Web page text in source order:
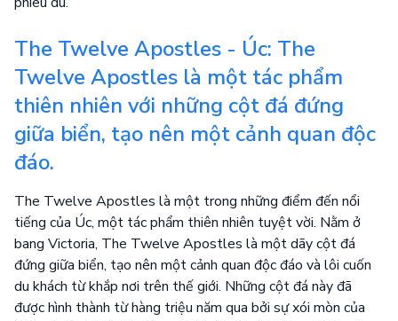
The Twelve Apostles - Úc: The
Twelve Apostles là một tác phẩm
thiên nhiên với những cột đá đứng
giữa biển, tạo nên một cảnh quan độc
đáo.
The Twelve Apostles là một trong những điểm đến nổi
tiếng của Úc, một tác phẩm thiên nhiên tuyệt vời. Nằm ở
bang Victoria, The Twelve Apostles là một dãy cột đá
đứng giữa biển, tạo nên một cảnh quan độc đáo và lôi cuốn
du khách từ khắp nơi trên thế giới. Những cột đá này đã
được hình thành từ hàng triệu năm qua bởi sự xói mòn của